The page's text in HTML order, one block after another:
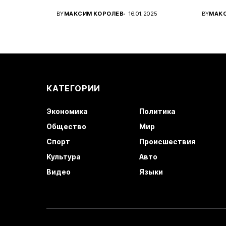
Украины...
BYМАКСИМ КОРОЛЕВ 16.01.2025 BY
КАТЕГОРИИ
Экономика
Политика
Общество
Мир
Спорт
Происшествия
Культура
Авто
Видео
Языки